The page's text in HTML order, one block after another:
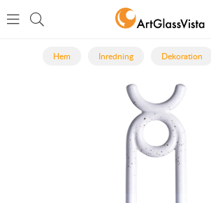
Hem Inredning Dekoration